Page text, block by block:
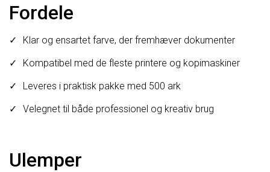
Fordele
Klar og ensartet farve, der fremhæver dokumenter
Kompatibel med de fleste printere og kopimaskiner
Leveres i praktisk pakke med 500 ark
Velegnet til både professionel og kreativ brug
Ulemper